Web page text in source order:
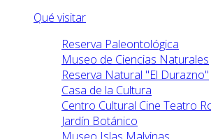
Qué visitar
Reserva Paleontológica
Museo de Ciencias Naturales
Reserva Natural "El Durazno"
Casa de la Cultura
Centro Cultural Cine Teatro
Jardín Botánico